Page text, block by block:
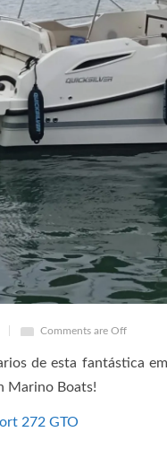
Comments are Off
de esta fantástica
Marino Boats!
272 GTO